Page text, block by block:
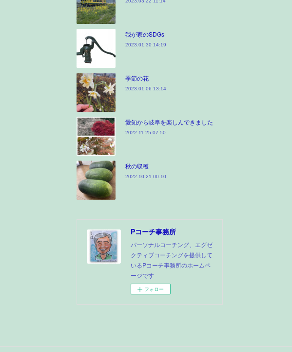
我が家のSDGs
2023.01.30 14:19
季節の花
2023.01.06 13:14
愛知から岐阜を楽しんできました
2022.11.25 07:50
秋の収穫
2022.10.21 00:10
Pコーチ事務所
パーソナルコーチング、エグゼ
クティブコーチングを提供して
いるPコーチ事務所のホームペ
ージです
フォロー